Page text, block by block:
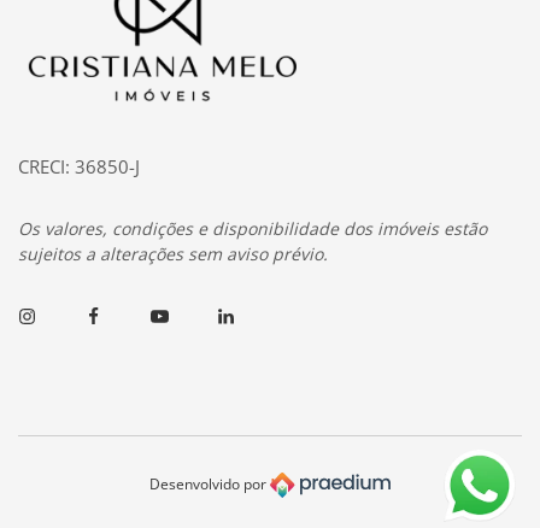
CRECI: 36850-J
Os valores, condições e disponibilidade dos imóveis estão
sujeitos a alterações sem aviso prévio.
InstagramFacebookYoutubeLinkedin
Desenvolvido por